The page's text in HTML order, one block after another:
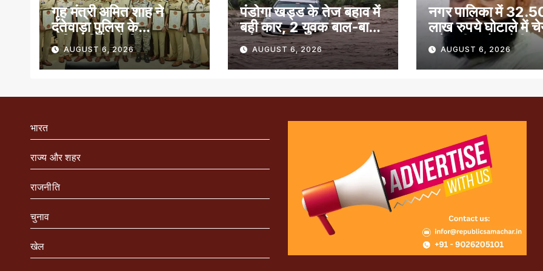
गृह मंत्री अमित शाह ने
दंतेवाड़ा पुलिस के
अधिकारियों को किया
सम्मानित
AUGUST 6, 2026
पंडोगा खड्ड के तेज बहाव में
बही कार, 2 युवक बाल-बाल
बचेAUGUST 6, 2026
नगर पालिका में
लाख रुपये घोटाले में
समेत तीन लोग दोषी
AUGUST 6, 2026
भारत
राज्य और शहर
राजनीति
चुनाव
खेल